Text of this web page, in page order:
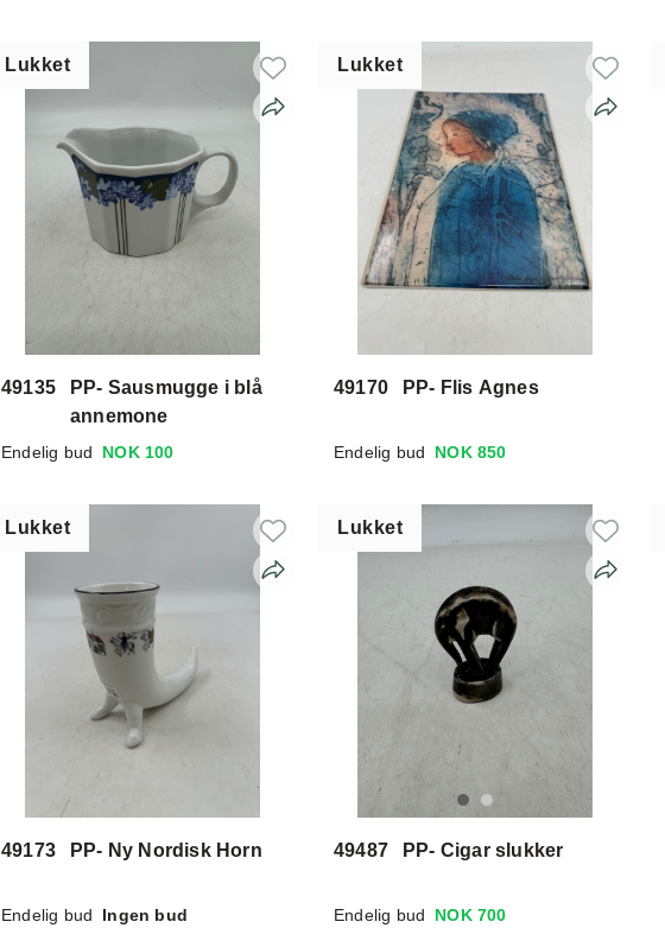
Lukket
49135
PP- Sausmugge i blå
annemone
Endelig bud NOK 100
Lukket
49170 PP- Flis Agnes
Endelig bud NOK 850
Lukket
49173 PP- Ny Nordisk Horn
Endelig bud Ingen bud
Lukket
49487 PP- Cigar slukker
Endelig bud NOK 700